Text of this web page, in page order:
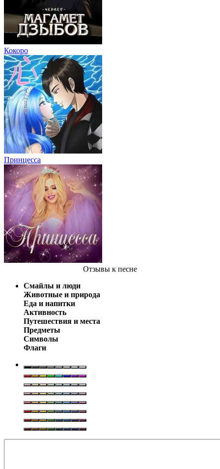
Кокоро
Принцесса
Отзывы к песне
Смайлы и люди
Животные и природа
Еда и напитки
Активность
Путешествия и места
Предметы
Символы
Флаги